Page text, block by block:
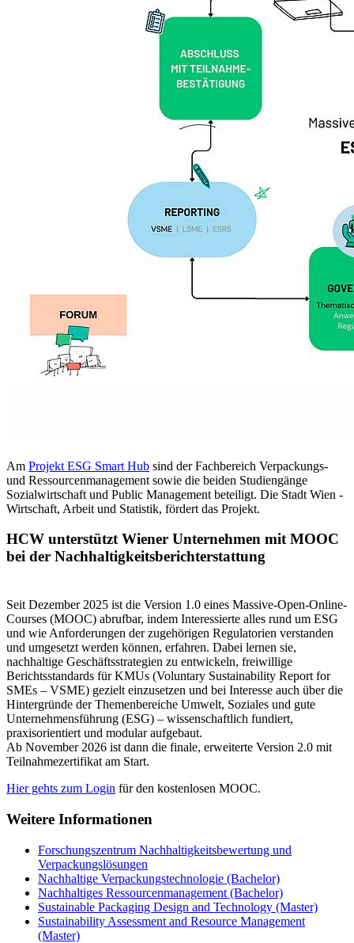
Am Projekt ESG Smart Hub sind der Fachbereich Verpackungs-
und Ressourcenmanagement sowie die beiden Studiengänge
Sozialwirtschaft und Public Management beteiligt. Die Stadt Wien -
Wirtschaft, Arbeit und Statistik, fördert das Projekt.
HCW unterstützt Wiener Unternehmen mit MOOC
bei der Nachhaltigkeitsberichterstattung
Seit Dezember 2025 ist die Version 1.0 eines Massive-Open-Online-
Courses (MOOC) abrufbar, indem Interessierte alles rund um ESG
und wie Anforderungen der zugehörigen Regulatorien verstanden
und umgesetzt werden können, erfahren. Dabei lernen sie,
nachhaltige Geschäftsstrategien zu entwickeln, freiwillige
Berichtsstandards für KMUs (Voluntary Sustainability Report for
SMEs – VSME) gezielt einzusetzen und bei Interesse auch über die
Hintergründe der Themenbereiche Umwelt, Soziales und gute
Unternehmensführung (ESG) – wissenschaftlich fundiert,
praxisorientiert und modular aufgebaut.
Ab November 2026 ist dann die finale, erweiterte Version 2.0 mit
Teilnahmezertifikat am Start.
Hier gehts zum Login für den kostenlosen MOOC.
Weitere Informationen
Forschungszentrum Nachhaltigkeitsbewertung und
Verpackungslösungen
Nachhaltige Verpackungstechnologie (Bachelor)
Nachhaltiges Ressourcenmanagement (Bachelor)
Sustainable Packaging Design and Technology (Master)
Sustainability Assessment and Resource Management
(Master)